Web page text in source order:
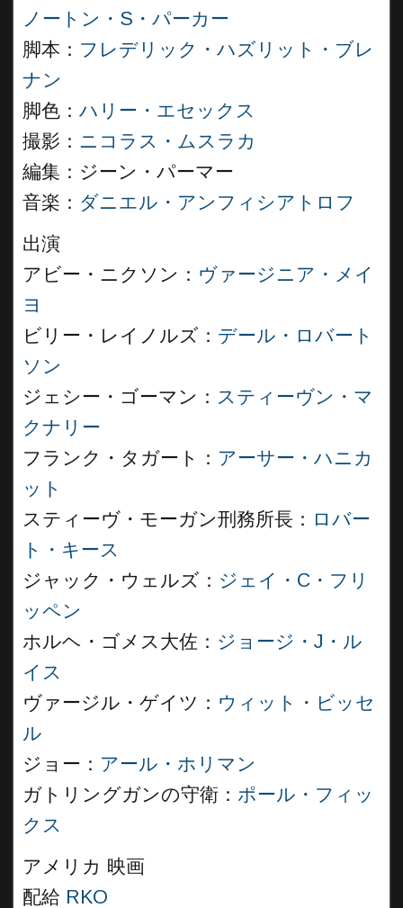
ノートン・S・パーカー
脚本： フレデリック・ハズリット・ブレ
ナン
脚色： ハリー・エセックス
撮影： ニコラス・ムスラカ
編集：ジーン・パーマー
音楽： ダニエル・アンフィシアトロフ
出演
アビー・ニクソン： ヴァージニア・メイ
ヨ
ビリー・レイノルズ： デール・ロバート
ソン
ジェシー・ゴーマン： スティーヴン・マ
クナリー
フランク・タガート： アーサー・ハニカ
ット
スティーヴ・モーガン刑務所長： ロバー
ト・キース
ジャック・ウェルズ： ジェイ・C・フリ
ッペン
ホルヘ・ゴメス大佐： ジョージ・J・ル
イス
ヴァージル・ゲイツ： ウィット・ビッセ
ル
ジョー： アール・ホリマン
ガトリングガンの守衛： ポール・フィッ
クス
アメリカ 映画
配給 RKO